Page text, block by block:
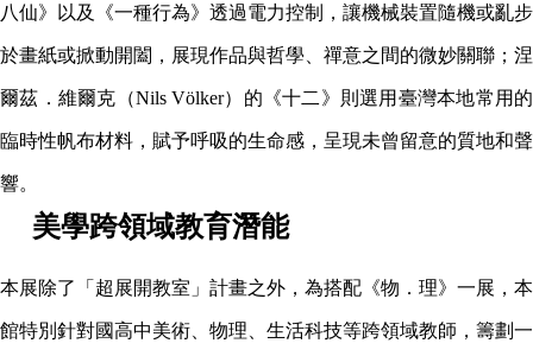
八仙》以及《一種行為》透過電力控制，讓機械裝置隨機或亂步
於畫紙或掀動開闔，展現作品與哲學、禪意之間的微妙關聯；涅
爾茲．維爾克（Nils Völker）的《十二》則選用臺灣本地常用的
臨時性帆布材料，賦予呼吸的生命感，呈現未曾留意的質地和聲
響。
美學跨領域教育潛能
本展除了「超展開教室」計畫之外，為搭配《物．理》一展，本
館特別針對國高中美術、物理、生活科技等跨領域教師，籌劃一